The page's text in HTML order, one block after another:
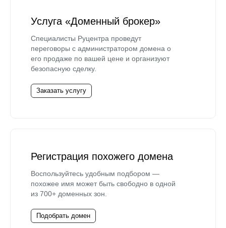
Услуга «Доменный брокер»
Специалисты Руцентра проведут
переговоры с администратором домена о
его продаже по вашей цене и организуют
безопасную сделку.
Заказать услугу
Регистрация похожего домена
Воспользуйтесь удобным подбором —
похожее имя может быть свободно в одной
из 700+ доменных зон.
Подобрать домен